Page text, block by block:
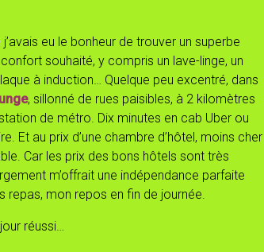
eu le bonheur de trouver un superbe
souhaité, y compris un lave-linge, un
à induction… Quelque peu excentré, dans
, sillonné de rues paisibles, à 2 kilomètres
de métro. Dix minutes en cab Uber ou
Et au prix d’une chambre d’hôtel, moins cher
Car les prix des bons hôtels sont très
m’offrait une indépendance parfaite
repas, mon repos en fin de journée.
réussi…